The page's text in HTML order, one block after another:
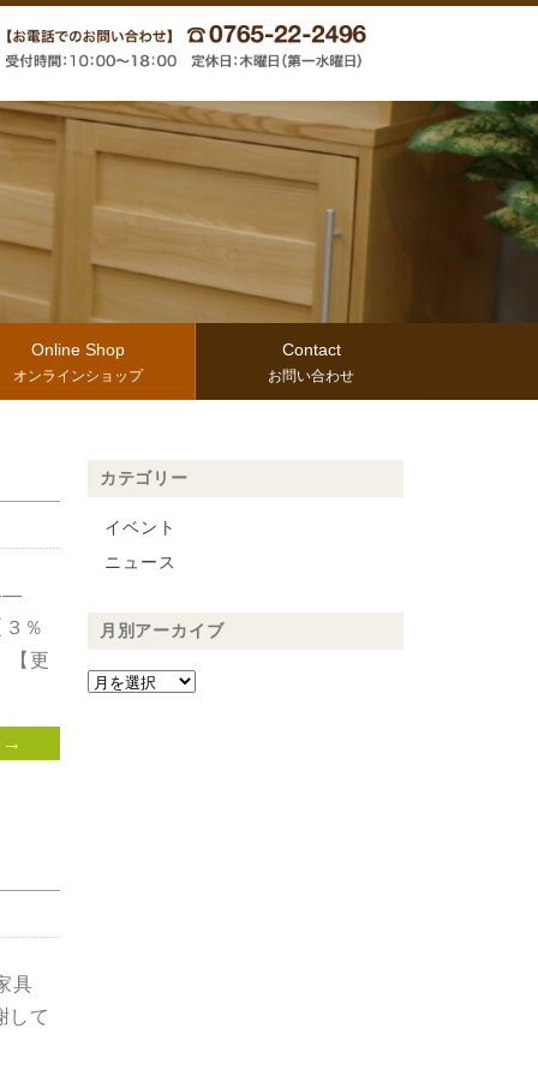
Online Shop
オンラインショップ
Contact
お問い合わせ
％
【更
→
具
して
カテゴリー
イベント
ニュース
月別アーカイブ